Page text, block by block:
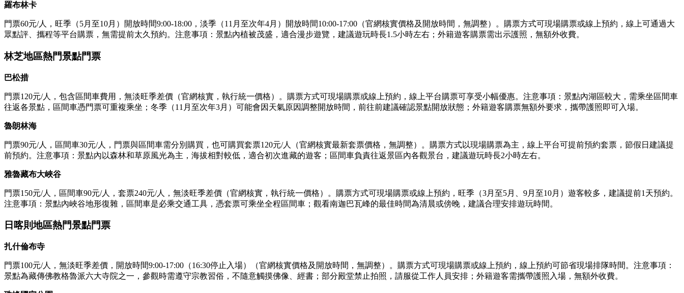
羅布林卡
門票60元/人，旺季（5月至10月）開放時間9:00-18:00，淡季（11月至次年4月）開放時間10:00-17:00（官網核實價格及開放時間，無調整）。購票方式可現場購票或線上預約，線上可通過大
眾點評、攜程等平台購票，無需提前太久預約。注意事項：景點內植被茂盛，適合漫步遊覽，建議遊玩時長1.5小時左右；外籍遊客購票需出示護照，無額外收費。
林芝地區熱門景點門票
巴松措
門票120元/人，包含區間車費用，無淡旺季差價（官網核實，執行統一價格）。購票方式可現場購票或線上預約，線上平台購票可享受小幅優惠。注意事項：景點內湖區較大，需乘坐區間車
往返各景點，區間車憑門票可重複乘坐；冬季（11月至次年3月）可能會因天氣原因調整開放時間，前往前建議確認景點開放狀態；外籍遊客購票無額外要求，攜帶護照即可入場。
魯朗林海
門票90元/人，區間車30元/人，門票與區間車需分別購買，也可購買套票120元/人（官網核實最新套票價格，無調整）。購票方式以現場購票為主，線上平台可提前預約套票，節假日建議提
前預約。注意事項：景點內以森林和草原風光為主，海拔相對較低，適合初次進藏的遊客；區間車負責往返景區內各觀景台，建議遊玩時長2小時左右。
雅魯藏布大峽谷
門票150元/人，區間車90元/人，套票240元/人，無淡旺季差價（官網核實，執行統一價格）。購票方式可現場購票或線上預約，旺季（3月至5月、9月至10月）遊客較多，建議提前1天預約。
注意事項：景點內峽谷地形復雜，區間車是必乘交通工具，憑套票可乘坐全程區間車；觀看南迦巴瓦峰的最佳時間為清晨或傍晚，建議合理安排遊玩時間。
日喀則地區熱門景點門票
扎什倫布寺
門票100元/人，無淡旺季差價，開放時間9:00-17:00（16:30停止入場）（官網核實價格及開放時間，無調整）。購票方式可現場購票或線上預約，線上預約可節省現場排隊時間。注意事項：
景點為藏傳佛教格魯派六大寺院之一，參觀時需遵守宗教習俗，不隨意觸摸佛像、經書；部分殿堂禁止拍照，請服從工作人員安排；外籍遊客需攜帶護照入場，無額外收費。